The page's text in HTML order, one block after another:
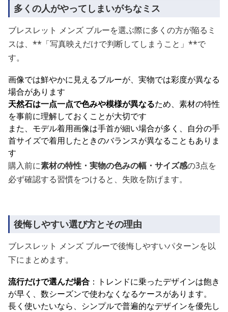
多くの人がやってしまいがちなミス
ブレスレット メンズ ブルーを選ぶ際に多くの方が陥るミ
スは、**「写真映えだけで判断してしまうこと」**で
す。
画像では鮮やかに見えるブルーが、実物では彩度が異なる
場合があります
天然石は一点一点で色みや模様が異なるため、素材の特性
を事前に理解しておくことが大切です
また、モデル着用画像は手首が細い場合が多く、自分の手
首サイズで着用したときのバランスが異なることもありま
す
購入前に素材の特性・実物の色みの幅・サイズ感の3点を
必ず確認する習慣をつけると、失敗を防げます。
後悔しやすい選び方とその理由
ブレスレット メンズ ブルーで後悔しやすいパターンを以
下にまとめます。
流行だけで選んだ場合 ：トレンドに乗ったデザインは飽き
が早く、数シーズンで使わなくなるケースがあります。
長く使いたいなら、シンプルで普遍的なデザインを優先し